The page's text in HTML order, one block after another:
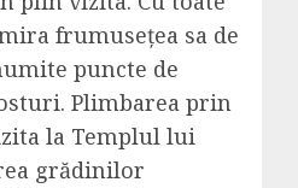
frumusețea sa de
puncte de
Plimbarea prin
la Templul lui
grădinilor